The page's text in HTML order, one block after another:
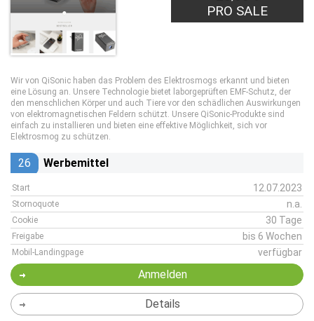
PRO SALE
Wir von QiSonic haben das Problem des Elektrosmogs erkannt und bieten
eine Lösung an. Unsere Technologie bietet laborgeprüften EMF-Schutz, der
den menschlichen Körper und auch Tiere vor den schädlichen Auswirkungen
von elektromagnetischen Feldern schützt. Unsere QiSonic-Produkte sind
einfach zu installieren und bieten eine effektive Möglichkeit, sich vor
Elektrosmog zu schützen.
26 Werbemittel
Start 12.07.2023
Stornoquote n.a.
Cookie 30 Tage
Freigabe bis 6 Wochen
Mobil-Landingpage verfügbar
Anmelden
Details